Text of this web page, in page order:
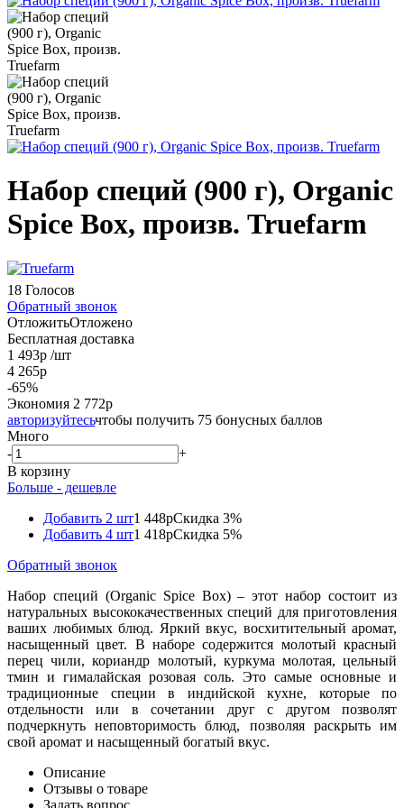
Набор специй (900 г), Organic
Spice Box, произв. Truefarm
18 Голосов
Обратный звонок
ОтложитьОтложено
Бесплатная доставка
1 493р /шт
4 265р
-65%
Экономия 2 772р
авторизуйтесьчтобы получить 75 бонусных баллов
Много
-
+
В корзину
Больше - дешевле
Добавить 2 шт1 448рСкидка 3%
Добавить 4 шт1 418рСкидка 5%
Обратный звонок
Набор специй (Organic Spice Box) – этот набор состоит из
натуральных высококачественных специй для приготовления
ваших любимых блюд. Яркий вкус, восхитительный аромат,
насыщенный цвет. В наборе содержится молотый красный
перец чили, кориандр молотый, куркума молотая, цельный
тмин и гималайская розовая соль. Это самые основные и
традиционные специи в индийской кухне, которые по
отдельности или в сочетании друг с другом позволят
подчеркнуть неповторимость блюд, позволяя раскрыть им
свой аромат и насыщенный богатый вкус.
Описание
Отзывы о товаре
Задать вопрос